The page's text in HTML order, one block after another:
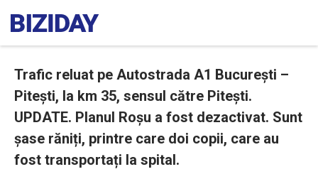
Trafic reluat pe Autostrada A1 București –
Pitești, la km 35, sensul către Pitești.
UPDATE. Planul Roșu a fost dezactivat. Sunt
șase răniți, printre care doi copii, care au
fost transportați la spital.